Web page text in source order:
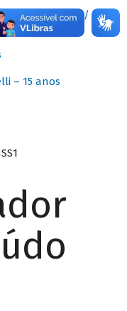
QUARTET (QGQ) /
– 15 anos